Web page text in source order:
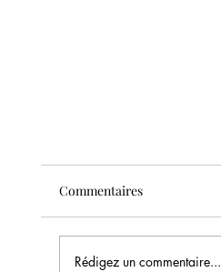
Commentaires
Rédigez un commentaire...